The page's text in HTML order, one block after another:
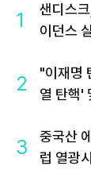
1
샌디스
이던스
2
"이재명
열 탄핵'
3
중국산
럽 열광